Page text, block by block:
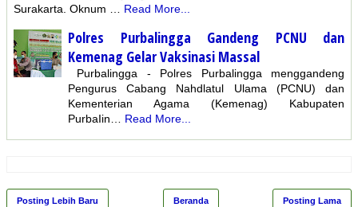
Surakarta. Oknum … Read More...
Polres Purbalingga Gandeng PCNU dan
Kemenag Gelar Vaksinasi Massal
Purbalingga - Polres Purbalingga menggandeng
Pengurus Cabang Nahdlatul Ulama (PCNU) dan
Kementerian Agama (Kemenag) Kabupaten
PurbaIin…
Read More...
Posting Lebih Baru Posting Lama
Beranda